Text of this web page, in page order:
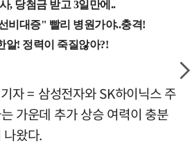
자 = 삼성전자와 SK하이닉스 주
가운데 추가 상승 여력이 충분
왔다.